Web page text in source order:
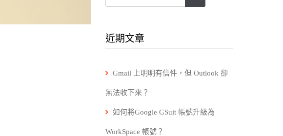
近期文章
Gmail 上明明有信件，但 Outlook 卻
無法收下來？
如何將Google GSuit 帳號升級為
WorkSpace 帳號？